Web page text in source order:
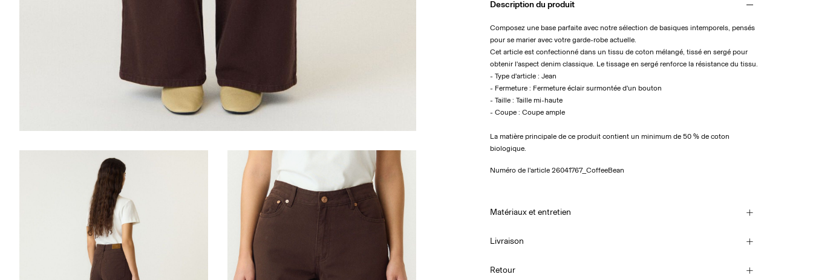
Description du produit
Composez une base parfaite avec notre sélection de basiques intemporels, pensés
pour se marier avec votre garde-robe actuelle.
Cet article est confectionné dans un tissu de coton mélangé, tissé en sergé pour
obtenir l'aspect denim classique. Le tissage en sergé renforce la résistance du tissu.
- Type d'article : Jean
- Fermeture : Fermeture éclair surmontée d'un bouton
- Taille : Taille mi-haute
- Coupe : Coupe ample
La matière principale de ce produit contient un minimum de 50 % de coton
biologique.
Numéro de l'article 26041767_CoffeeBean
Matériaux et entretien
Livraison
Retour